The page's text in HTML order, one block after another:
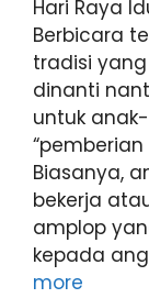
Hari Raya
Berbicara
tradisi
dinanti
untuk
“pemberian
Biasanya,
bekerja
amplop
kepada
more